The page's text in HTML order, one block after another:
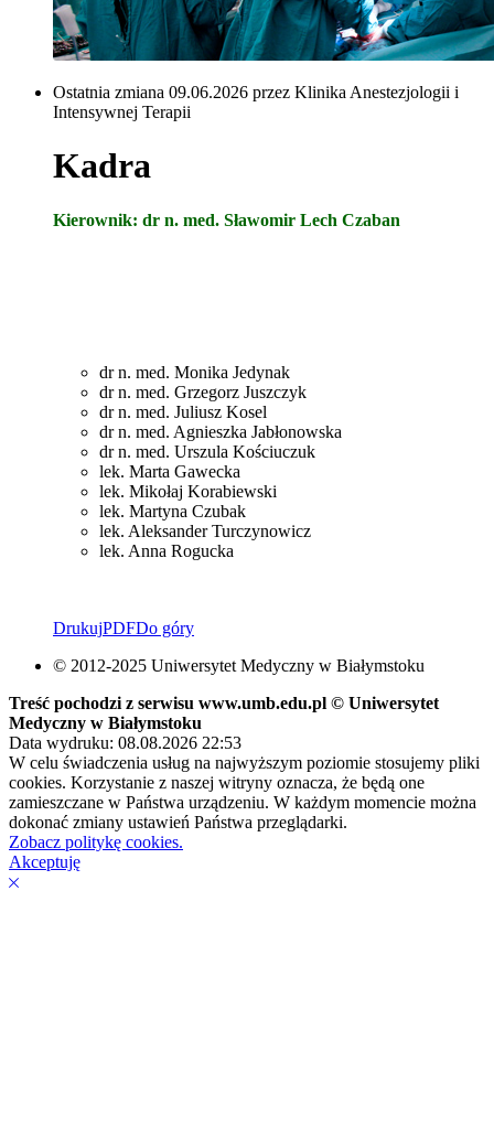
Ostatnia zmiana 09.06.2026 przez Klinika Anestezjologii i
Intensywnej Terapii
Kadra
Kierownik: dr n. med. Sławomir Lech Czaban
dr n. med. Monika Jedynak
dr n. med. Grzegorz Juszczyk
dr n. med. Juliusz Kosel
dr n. med. Agnieszka Jabłonowska
dr n. med. Urszula Kościuczuk
lek. Marta Gawecka
lek. Mikołaj Korabiewski
lek. Martyna Czubak
lek. Aleksander Turczynowicz
lek. Anna Rogucka
DrukujPDFDo góry
© 2012-2025 Uniwersytet Medyczny w Białymstoku
Treść pochodzi z serwisu www.umb.edu.pl © Uniwersytet
Medyczny w Białymstoku
Data wydruku: 08.08.2026 22:53
W celu świadczenia usług na najwyższym poziomie stosujemy pliki
cookies. Korzystanie z naszej witryny oznacza, że będą one
zamieszczane w Państwa urządzeniu. W każdym momencie można
dokonać zmiany ustawień Państwa przeglądarki.
Zobacz politykę cookies.
Akceptuję